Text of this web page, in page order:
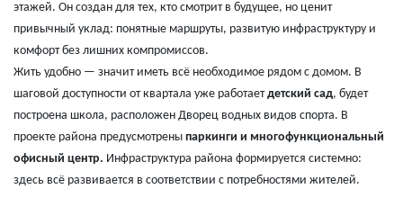
этажей. Он создан для тех, кто смотрит в будущее, но ценит
привычный уклад: понятные маршруты, развитую инфраструктуру и
комфорт без лишних компромиссов.
Жить удобно — значит иметь всё необходимое рядом с домом. В
шаговой доступности от квартала уже работаетдетский сад, будет
построена школа, расположен Дворец водных видов спорта. В
проекте района предусмотрены паркинги и многофункциональный
офисный центр. Инфраструктура района формируется системно:
здесь всё развивается в соответствии с потребностями жителей.